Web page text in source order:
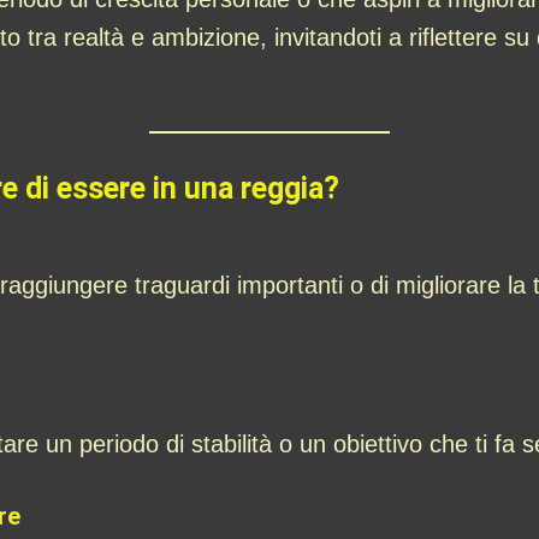
tra realtà e ambizione, invitandoti a riflettere
di essere in una reggia?
traguardi importanti o di migliorare la
un periodo di stabilità o un obiettivo che ti fa